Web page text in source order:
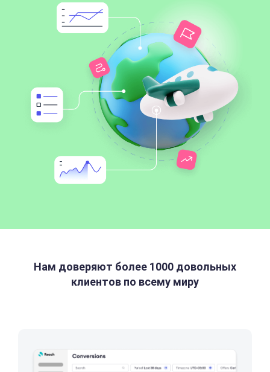
Нам доверяют более 1000 довольных
клиентов по всему миру